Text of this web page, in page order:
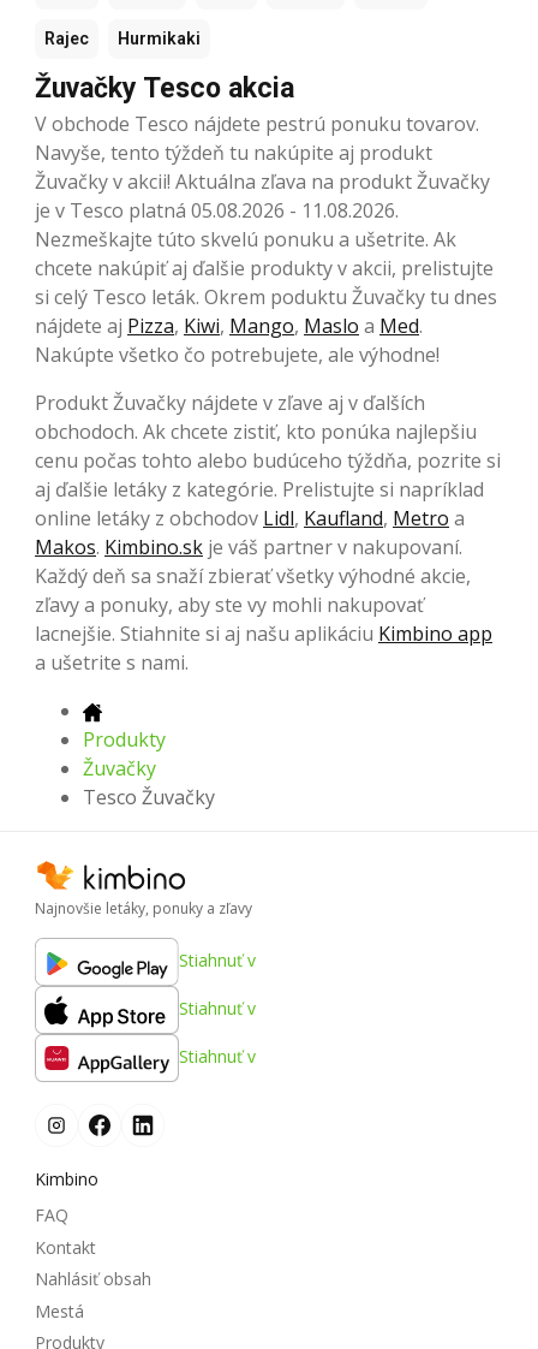
Rajec Hurmikaki
Žuvačky Tesco akcia
V obchode Tesco nájdete pestrú ponuku tovarov.
Navyše, tento týždeň tu nakúpite aj produkt
Žuvačky v akcii! Aktuálna zľava na produkt Žuvačky
je v Tesco platná 05.08.2026 - 11.08.2026.
Nezmeškajte túto skvelú ponuku a ušetrite. Ak
chcete nakúpiť aj ďalšie produkty v akcii, prelistujte
si celý Tesco leták. Okrem poduktu Žuvačky tu dnes
nájdete aj Pizza, Kiwi, Mango, Maslo a Med.
Nakúpte všetko čo potrebujete, ale výhodne!
Produkt Žuvačky nájdete v zľave aj v ďalších
obchodoch. Ak chcete zistiť, kto ponúka najlepšiu
cenu počas tohto alebo budúceho týždňa, pozrite si
aj ďalšie letáky z kategórie. Prelistujte si napríklad
online letáky z obchodov Lidl, Kaufland, Metro a
Makos. Kimbino.sk je váš partner v nakupovaní.
Každý deň sa snaží zbierať všetky výhodné akcie,
zľavy a ponuky, aby ste vy mohli nakupovať
lacnejšie. Stiahnite si aj našu aplikáciu Kimbino app
a ušetrite s nami.
Produkty
Žuvačky
Tesco Žuvačky
Najnovšie letáky, ponuky a zľavy
Stiahnuť v
Stiahnuť v
Stiahnuť v
Kimbino
FAQ
Kontakt
Nahlásiť obsah
Mestá
Produkty